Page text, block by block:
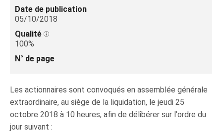
Date de publication
05/10/2018
Qualité
100%
N° de page
Les actionnaires sont convoqués en assemblée générale
extraordinaire, au siège de la liquidation, le jeudi 25
octobre 2018 à 10 heures, afin de délibérer sur l'ordre du
jour suivant :